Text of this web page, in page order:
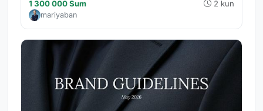
1 300 000 Sum 2 kun
mariyaban